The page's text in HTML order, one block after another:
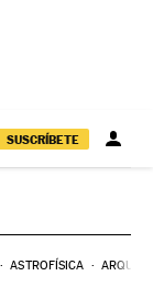
SUSCRÍBETE
ASTROFÍSICA